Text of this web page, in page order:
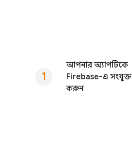
আপনার অ্যাপটিকে
Firebase-এ সংযুক্ত
করুন